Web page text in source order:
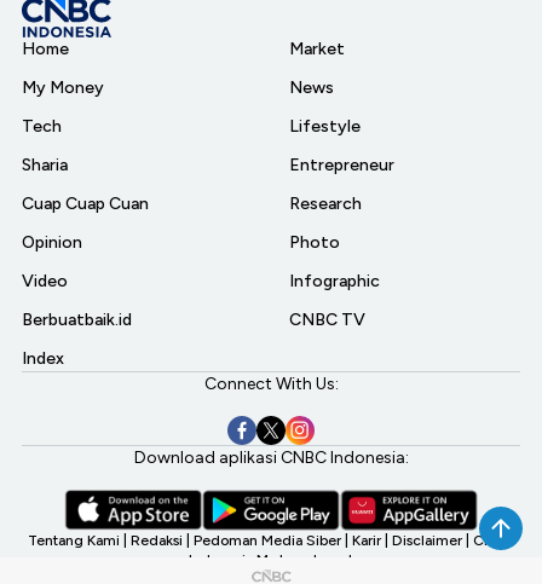
Home
My Money
Tech
Sharia
Cuap Cuap Cuan
Opinion
Video
Berbuatbaik.id
Index
Market
News
Lifestyle
Entrepreneur
Research
Photo
Infographic
CNBC TV
Connect With Us:
Download aplikasi CNBC Indonesia:
Tentang Kami Redaksi Pedoman Media Siber Karir Disclaimer CNBC
Indonesia My Investment
©2026 CNBC Indonesia, A Transmedia Company